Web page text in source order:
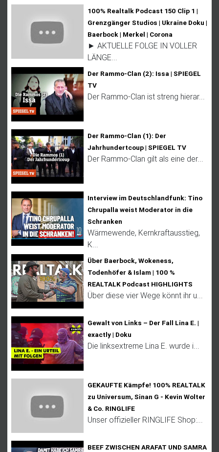
100% Realtalk Podcast 150 Clip 1 |
Grenzgänger Studios | Ukraine Doku |
Baerbock | Merkel | Corona
► AKTUELLE FOLGE IN VOLLER
LÄNGE...
Der Rammo-Clan (2): Issa | SPIEGEL
TV
Der Rammo-Clan ist streng hierar...
Der Rammo-Clan (1): Der
Jahrhundertcoup | SPIEGEL TV
Der Rammo-Clan gilt als eine der...
Interview im Deutschlandfunk: Tino
Chrupalla weist Moderator in die
Schranken
Wärmewende, Kernkraftausstieg,
K...
Über Baerbock, Wokeness,
Todenhöfer & Islam | 100 %
REALTALK Podcast HIGHLIGHTS
Über diese vier Wege könnt ihr u...
Gewalt von Links – Der Fall Lina E. |
exactly | Doku
Die linksextreme Lina E. wurde i...
GEKAUFTE Kämpfe! 100% REALTALK
zu Universum, Sinan G - Kevin Wolter
& Co. RINGLIFE
Unser offizieller RINGLIFE Shop:...
BEEF ZWISCHEN ARAFAT UND SAMRA